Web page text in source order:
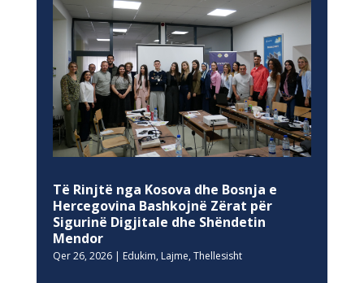
Të Rinjtë nga Kosova dhe Bosnja e
Hercegovina Bashkojnë Zërat për
Sigurinë Digjitale dhe Shëndetin
Mendor
Qer 26, 2026| Edukim, Lajme, Thellesisht